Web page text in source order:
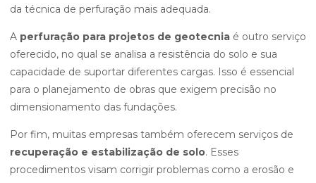
da técnica de perfuração mais adequada.
A perfuração para projetos de geotecnia é outro serviço
oferecido, no qual se analisa a resistência do solo e sua
capacidade de suportar diferentes cargas. Isso é essencial
para o planejamento de obras que exigem precisão no
dimensionamento das fundações.
Por fim, muitas empresas também oferecem serviços de
recuperação e estabilização de solo. Esses
procedimentos visam corrigir problemas como a erosão e